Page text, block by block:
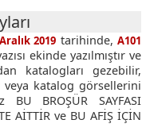
2019 tarihinde, A101
ekinde yazılmıştır ve
katalogları gezebilir,
veya katalog görsellerini
BROŞÜR SAYFASI
AİTTİR ve BU AFİŞ İÇİN